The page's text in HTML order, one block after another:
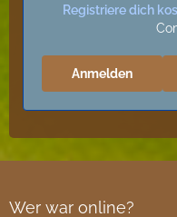
Registriere dich
Anmelden
Wer war online?